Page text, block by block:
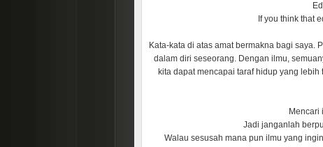
If you think that
Kata-kata di atas amat bermakna bagi saya.
dalam diri seseorang. Dengan ilmu,
kita dapat mencapai taraf hidup yang
Mencari
Jadi janganlah
Walau sesusah mana pun ilmu yang